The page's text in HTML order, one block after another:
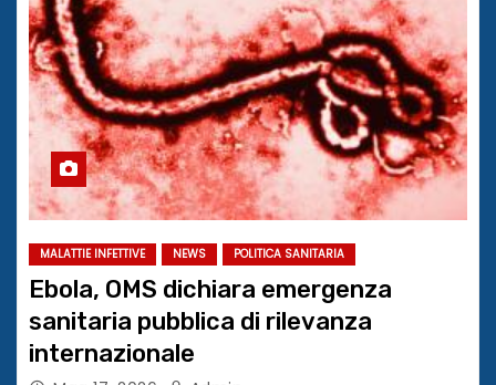
MALATTIE INFETTIVE NEWS POLITICA SANITARIA
Ebola, OMS dichiara emergenza
sanitaria pubblica di rilevanza
internazionale